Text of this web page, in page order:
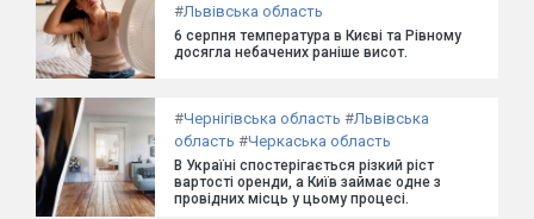
#Львівська область
6 серпня температура в Києві та Рівному
досягла небачених раніше висот.
#Чернігівська область #Львівська
область #Черкаська область
В Україні спостерігається різкий ріст
вартості оренди, а Київ займає одне з
провідних місць у цьому процесі.